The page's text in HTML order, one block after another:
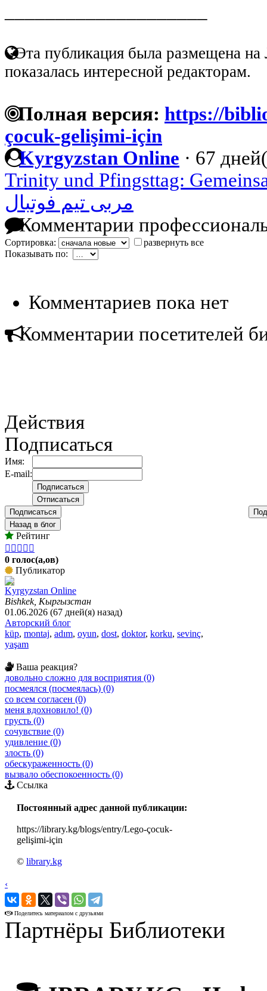
Эта публикация была размещена на
показалась интересной редакторам.
Полная версия: https://
çocuk-gelişimi-için
Kyrgyzstan Online · 67
Trinity und Pfingsttag:
مربی تیم فوتبال
Комментарии
Сортировка:
развернуть все
Показывать по:
Комментариев пока нет
Комментарии посетителей
Действия
Подписаться
Имя:
E-mail:
Подписаться
Назад в блог
Рейтинг
    
0 голос(а,ов)
Публикатор
Kyrgyzstan Online
Bishkek, Кыргызстан
01.06.2026 (67 дней(я) назад)
Авторский блог
küp, montaj, adım, oyun, dost, doktor, korku, sevinç,
yaşam
Ваша реакция?
довольно сложно для восприятия (0)
посмеялся (посмеялась) (0)
со всем согласен (0)
меня вдохновило! (0)
грусть (0)
сочувствие (0)
удивление (0)
злость (0)
обескураженность (0)
вызвало обеспокоенность (0)
Ссылка
Постоянный адрес данной публикации:
https://library.kg/blogs/entry/Lego-çocuk-
gelişimi-için
© library.kg
‹
›
Поделитесь материалом с друзьями
Партнёры Библиотеки